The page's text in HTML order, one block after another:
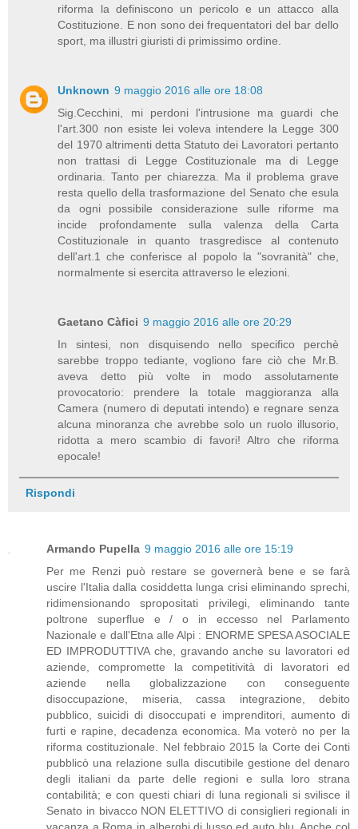
riforma la definiscono un pericolo e un attacco alla
Costituzione. E non sono dei frequentatori del bar dello
sport, ma illustri giuristi di primissimo ordine.
Unknown 9 maggio 2016 alle ore 18:08
Sig.Cecchini, mi perdoni l'intrusione ma guardi che
l'art.300 non esiste lei voleva intendere la Legge 300
del 1970 altrimenti detta Statuto dei Lavoratori pertanto
non trattasi di Legge Costituzionale ma di Legge
ordinaria. Tanto per chiarezza. Ma il problema grave
resta quello della trasformazione del Senato che esula
da ogni possibile considerazione sulle riforme ma
incide profondamente sulla valenza della Carta
Costituzionale in quanto trasgredisce al contenuto
dell'art.1 che conferisce al popolo la "sovranità" che,
normalmente si esercita attraverso le elezioni.
Gaetano Càfici 9 maggio 2016 alle ore 20:29
In sintesi, non disquisendo nello specifico perchè
sarebbe troppo tediante, vogliono fare ciò che Mr.B.
aveva detto più volte in modo assolutamente
provocatorio: prendere la totale maggioranza alla
Camera (numero di deputati intendo) e regnare senza
alcuna minoranza che avrebbe solo un ruolo illusorio,
ridotta a mero scambio di favori! Altro che riforma
epocale!
Rispondi
Armando Pupella 9 maggio 2016 alle ore 15:19
Per me Renzi può restare se governerà bene e se farà
uscire l'Italia dalla cosiddetta lunga crisi eliminando sprechi,
ridimensionando spropositati privilegi, eliminando tante
poltrone superflue e / o in eccesso nel Parlamento
Nazionale e dall'Etna alle Alpi : ENORME SPESA ASOCIALE
ED IMPRODUTTIVA che, gravando anche su lavoratori ed
aziende, compromette la competitività di lavoratori ed
aziende nella globalizzazione con conseguente
disoccupazione, miseria, cassa integrazione, debito
pubblico, suicidi di disoccupati e imprenditori, aumento di
furti e rapine, decadenza economica. Ma voterò no per la
riforma costituzionale. Nel febbraio 2015 la Corte dei Conti
pubblicò una relazione sulla discutibile gestione del denaro
degli italiani da parte delle regioni e sulla loro strana
contabilità; e con questi chiari di luna regionali si svilisce il
Senato in bivacco NON ELETTIVO di consiglieri regionali in
vacanza a Roma in alberghi di lusso ed auto blu. Anche col